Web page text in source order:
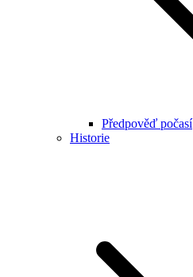
Předpověď počasí
Historie